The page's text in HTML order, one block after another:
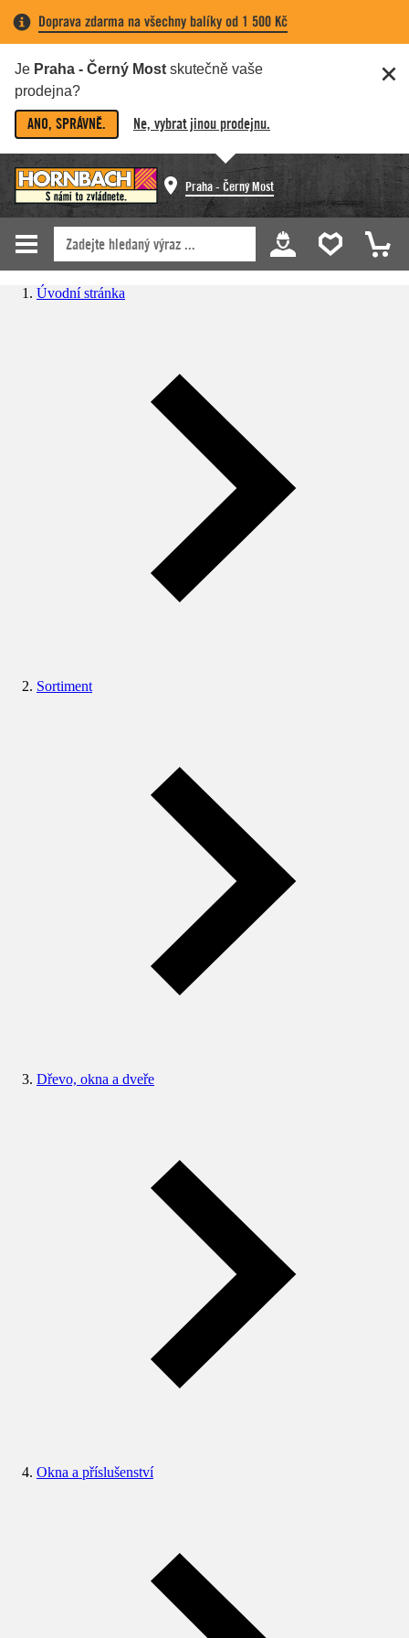
Doprava zdarma na všechny balíky od 1 500 Kč
Je Praha - Černý Most skutečně vaše
prodejna?
ANO, SPRÁVNĚ. Ne, vybrat jinou prodejnu.
Praha - Černý Most
Úvodní stránka
Sortiment
Dřevo, okna a dveře
Okna a příslušenství